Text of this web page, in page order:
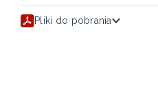
Pliki do pobrania